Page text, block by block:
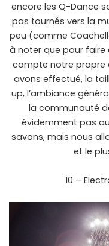
encore les Q-Dance
pas tournés vers la
peu (comme
à noter que pour faire
compte notre propre
avons effectué, la
up, l’ambiance
la communauté
évidemment pas
savons, mais nous
et le
10 –